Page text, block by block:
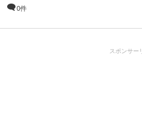
0件
スポンサー